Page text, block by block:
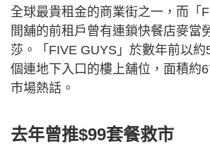
全球最貴租金的商業街之一，而「
間舖的前租戶曾有連鎖快餐店麥當
莎。「FIVE GUYS」於數年前以約
個連地下入口的樓上舖位，面積約
市場熱話。
去年曾推$99套餐救市